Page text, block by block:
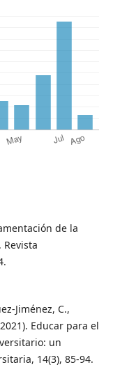
de la
Jiménez, C.,
Educar para el
un
14(3), 85-94.